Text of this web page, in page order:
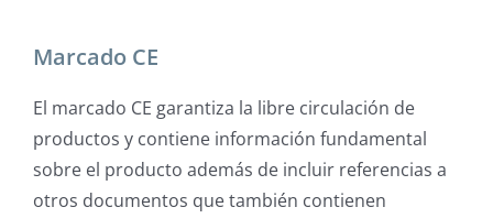
Marcado CE
El marcado CE garantiza la libre circulación de
productos y contiene información fundamental
sobre el producto además de incluir referencias a
otros documentos que también contienen